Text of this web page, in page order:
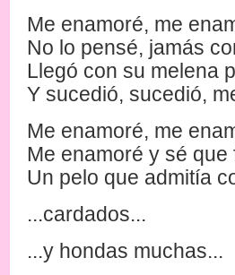
Me enamoré, me
No lo pensé, jamás
Llegó con su melena
Y sucedió, sucedió,
Me enamoré, me
Me enamoré y sé
Un pelo que admitía
...cardados...
...y hondas muchas...